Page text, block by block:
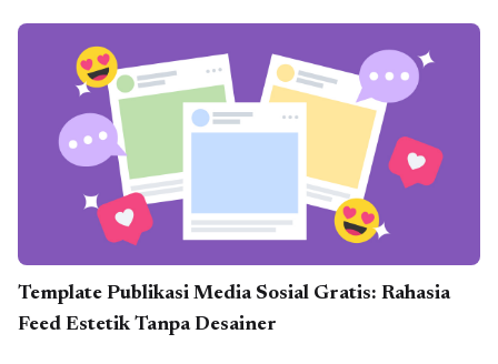
Template Publikasi Media Sosial Gratis: Rahasia
Feed Estetik Tanpa Desainer